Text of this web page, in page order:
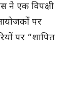
ने एक विपक्षी
पर
पर “शापित